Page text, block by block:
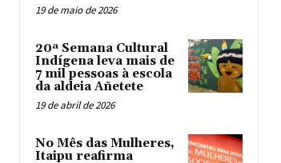
19 de maio de 2026
20ª Semana Cultural
Indígena leva mais de
7 mil pessoas à escola
da aldeia Añetete
19 de abril de 2026
No Mês das Mulheres,
Itaipu reafirma